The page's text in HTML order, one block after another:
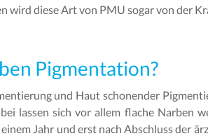
wird diese Art von PMU sogar von der
Pigmentation?
und Haut schonender
lassen sich vor allem flache Narben
Jahr und erst nach Abschluss der